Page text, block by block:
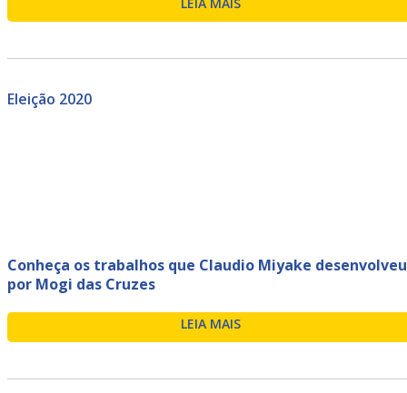
Eleição 2020
Conheça os trabalhos que Claudio Miyake desenvolveu
por Mogi das Cruzes
LEIA MAIS